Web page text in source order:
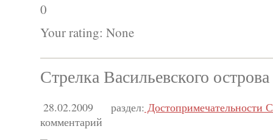
0
Your rating: None
Стрелка Васильевского острова
28.02.2009 раздел: Достопримечательности
комментарий